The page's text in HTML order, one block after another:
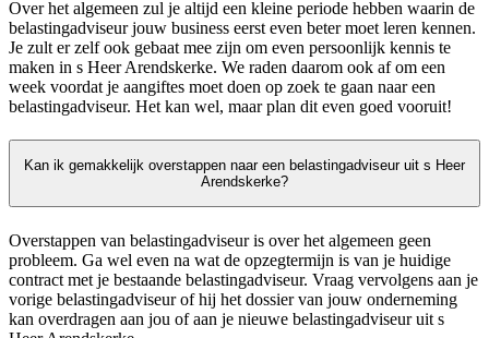
Over het algemeen zul je altijd een kleine periode hebben waarin de
belastingadviseur jouw business eerst even beter moet leren kennen.
Je zult er zelf ook gebaat mee zijn om even persoonlijk kennis te
maken in s Heer Arendskerke. We raden daarom ook af om een
week voordat je aangiftes moet doen op zoek te gaan naar een
belastingadviseur. Het kan wel, maar plan dit even goed vooruit!
Kan ik gemakkelijk overstappen naar een belastingadviseur uit s Heer
Arendskerke?
Overstappen van belastingadviseur is over het algemeen geen
probleem. Ga wel even na wat de opzegtermijn is van je huidige
contract met je bestaande belastingadviseur. Vraag vervolgens aan je
vorige belastingadviseur of hij het dossier van jouw onderneming
kan overdragen aan jou of aan je nieuwe belastingadviseur uit s